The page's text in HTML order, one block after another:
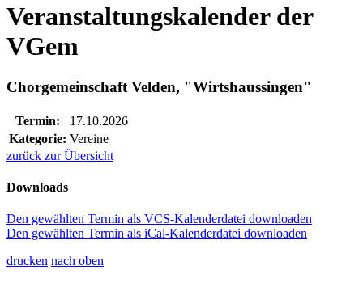
Veranstaltungskalender der
VGem
Chorgemeinschaft Velden, "Wirtshaussingen"
Termin:
17.10.2026
Kategorie: Vereine
zurück zur Übersicht
Downloads
Den gewählten Termin als VCS-Kalenderdatei downloaden
Den gewählten Termin als iCal-Kalenderdatei downloaden
drucken nach oben